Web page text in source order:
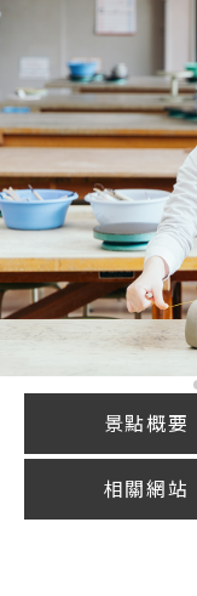
景點概要
相關網站